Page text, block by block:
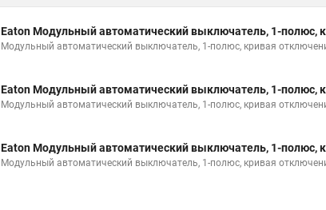
Eaton Модульный автоматический выключатель, 1-полюс,
Модульный автоматический выключатель, 1-полюс, кривая
Eaton Модульный автоматический выключатель, 1-полюс,
Модульный автоматический выключатель, 1-полюс, кривая
Eaton Модульный автоматический выключатель, 1-полюс,
Модульный автоматический выключатель, 1-полюс, кривая